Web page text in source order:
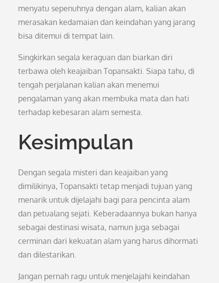
menyatu sepenuhnya dengan alam, kalian akan
merasakan kedamaian dan keindahan yang jarang
bisa ditemui di tempat lain.
Singkirkan segala keraguan dan biarkan diri
terbawa oleh keajaiban Topansakti. Siapa tahu, di
tengah perjalanan kalian akan menemui
pengalaman yang akan membuka mata dan hati
terhadap kebesaran alam semesta.
Kesimpulan
Dengan segala misteri dan keajaiban yang
dimilikinya, Topansakti tetap menjadi tujuan yang
menarik untuk dijelajahi bagi para pencinta alam
dan petualang sejati. Keberadaannya bukan hanya
sebagai destinasi wisata, namun juga sebagai
cerminan dari kekuatan alam yang harus dihormati
dan dilestarikan.
Jangan pernah ragu untuk menjelajahi keindahan